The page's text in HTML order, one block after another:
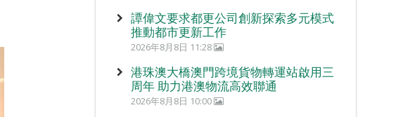
譚偉文要求都更公司創新探索多元模式
推動都市更新工作
2026年8月8日 11:28
港珠澳大橋澳門跨境貨物轉運站啟用三
周年 助力港澳物流高效聯通
2026年8月8日 10:00